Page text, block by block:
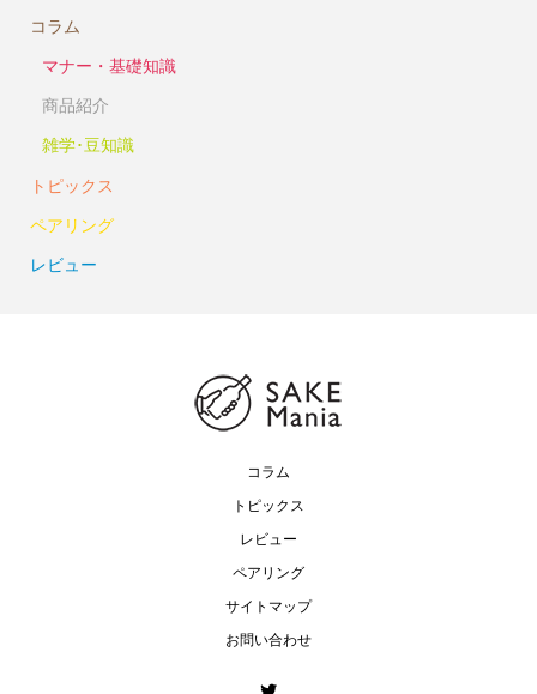
コラム
マナー・基礎知識
商品紹介
雑学･豆知識
トピックス
ペアリング
レビュー
コラム
トピックス
レビュー
ペアリング
サイトマップ
お問い合わせ